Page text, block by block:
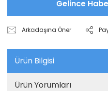
Gelince
Arkadaşına Öner
Ürün Bilgisi
Ürün Yorumları